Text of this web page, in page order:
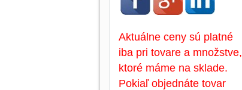
Aktuálne ceny sú platné
iba pri tovare a množstve,
ktoré máme na sklade.
Pokiaľ objednáte tovar